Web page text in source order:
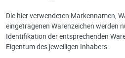
Die hier verwendeten Markennamen,
eingetragenen Warenzeichen werden
Identifikation der entsprechenden
Eigentum des jeweiligen Inhabers.